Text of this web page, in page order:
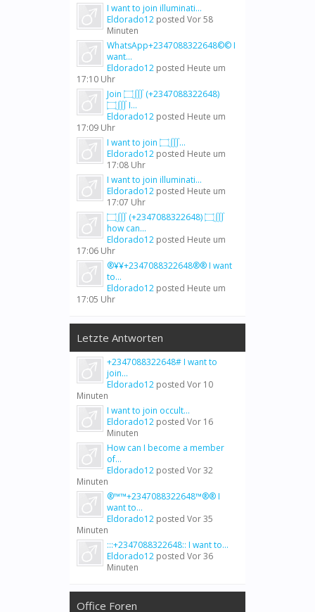
I want to join illuminati...
Eldorado12 posted Vor 58
Minuten
WhatsApp+2347088322648©© I
want...
Eldorado12 posted Heute um
17:10 Uhr
Join ۝∭ (+2347088322648)
۝∭ I...
Eldorado12 posted Heute um
17:09 Uhr
I want to join ۝∭...
Eldorado12 posted Heute um
17:08 Uhr
I want to join illuminati...
Eldorado12 posted Heute um
17:07 Uhr
۝∭ (+2347088322648) ۝∭
how can...
Eldorado12 posted Heute um
17:06 Uhr
®¥¥+2347088322648®® I want
to...
Eldorado12 posted Heute um
17:05 Uhr
Letzte Antworten
+2347088322648# I want to
join...
Eldorado12 posted Vor 10
Minuten
I want to join occult...
Eldorado12 posted Vor 16
Minuten
How can I become a member
of...
Eldorado12 posted Vor 32
Minuten
®™™+2347088322648™®® I
want to...
Eldorado12 posted Vor 35
Minuten
:::+2347088322648:: I want to...
Eldorado12 posted Vor 36
Minuten
Office Foren